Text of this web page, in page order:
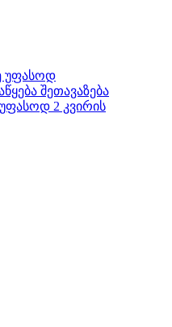
უფასოდ
შეთავაზება
2 კვირის